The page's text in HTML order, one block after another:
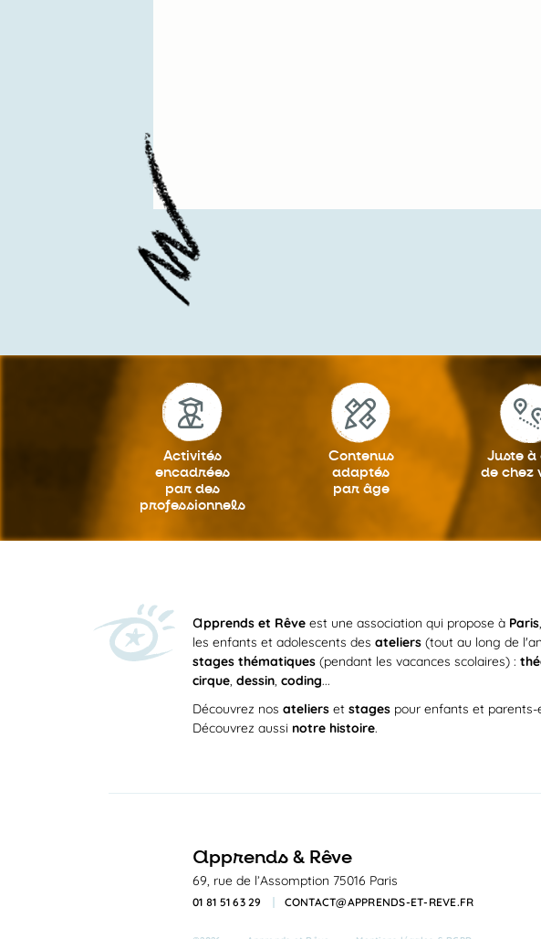
Activités
encadrées
par des
professionnels
Contenus
adaptés
par âge
Juste à
de chez
apprends et Rêve est une association qui propose à Paris
les enfants et adolescents desateliers (tout au long de
stages thématiques (pendant les vacances scolaires) :
cirque ,dessin ,coding...
Découvrez nosateliers etstages pour enfants et parents-
Découvrez aussinotre histoire.
apprends & Rêve
69, rue de l’Assomption 75016 Paris
01 81 51 63 29 CONTACT@APPRENDS-ET-REVE.FR